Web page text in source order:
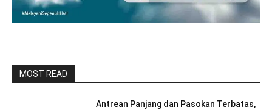
MOST READ
Antrean Panjang dan Pasokan Terbatas,